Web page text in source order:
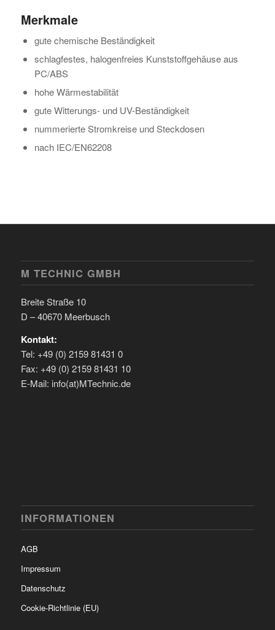
Merkmale
gute chemische Beständigkeit
schlagfestes, halogenfreies Kunststoffgehäuse aus
PC/ABS
hohe Wärmestabilität
gute Witterungs- und UV-Beständigkeit
nummerierte Stromkreise und Steckdosen
nach IEC/EN62208
M TECHNIC GMBH
Breite Straße 10
D – 40670 Meerbusch
Kontakt:
Tel: +49 (0) 2159 81431 0
Fax: +49 (0) 2159 81431 10
E-Mail: info(at)MTechnic.de
INFORMATIONEN
AGB
Impressum
Datenschutz
Cookie-Richtlinie (EU)